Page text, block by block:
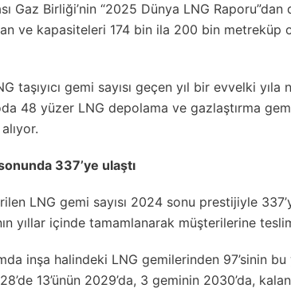
Gaz Birliği’nin “2025 Dünya LNG
ve kapasiteleri 174 bin ila 200 bin metreküp
taşıyıcı gemi sayısı geçen yıl bir evvelki
48 yüzer LNG depolama ve gazlaştırma
337’ye ulaştı
LNG gemi sayısı 2024 sonu prestijiyle
yıllar içinde tamamlanarak müşterilerine
inşa halindeki LNG gemilerinden 97’sinin bu
13’ünün 2029’da, 3 geminin 2030’da,